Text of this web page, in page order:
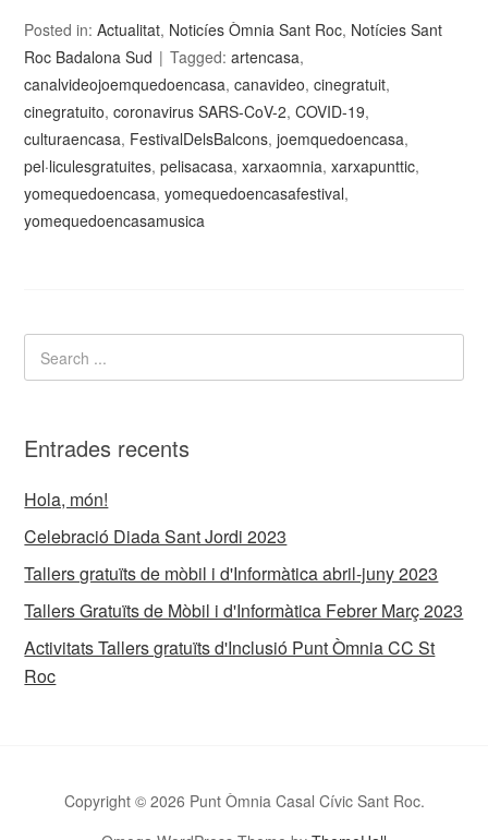
Posted in:Actualitat, Noticíes Òmnia Sant Roc, Notícies Sant
Roc Badalona Sud
Tagged:artencasa,
canalvideojoemquedoencasa,canavideo,cinegratuit,
cinegratuito,coronavirus SARS-CoV-2,COVID-19,
culturaencasa, FestivalDelsBalcons,joemquedoencasa,
pel·liculesgratuites,pelisacasa,xarxaomnia,xarxapunttic,
yomequedoencasa,yomequedoencasafestival,
yomequedoencasamusica
Entrades recents
Hola, món!
Celebració Diada Sant Jordi 2023
Tallers gratuïts de mòbil i d'Informàtica abril-juny 2023
Tallers Gratuïts de Mòbil i d'Informàtica Febrer Març 2023
Activitats Tallers gratuïts d'Inclusió Punt Òmnia CC St
Roc
Copyright © 2026 Punt Òmnia Casal Cívic Sant Roc.